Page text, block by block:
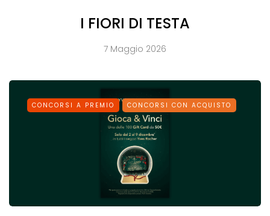
I FIORI DI TESTA
7 Maggio 2026
CONCORSI A PREMIO CONCORSI CON ACQUISTO